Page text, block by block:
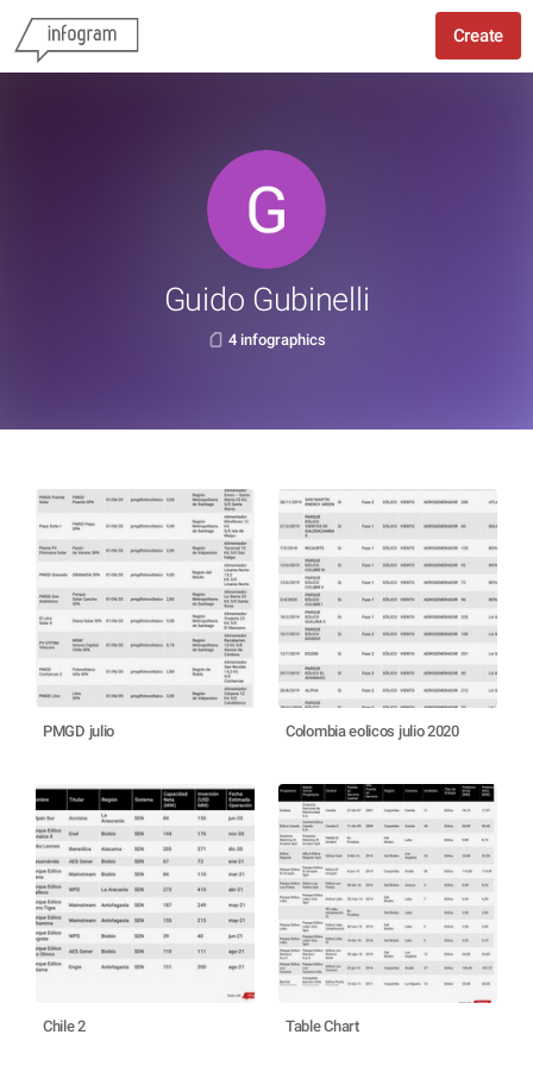
Create
Guido Gubinelli
4 infographics
PMGD julio Colombia eolicos julio 2020
Chile 2 Table Chart